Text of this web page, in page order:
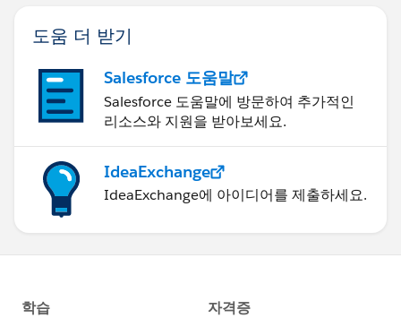
도움 더 받기
Salesforce 도움말
Salesforce 도움말에 방문하여 추가적인
리소스와 지원을 받아보세요.
IdeaExchange
IdeaExchange에 아이디어를 제출하세요.